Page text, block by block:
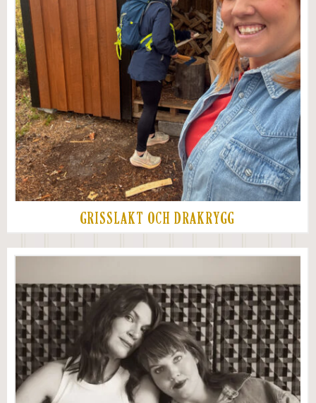
GRISSLAKT OCH DRAKRYGG